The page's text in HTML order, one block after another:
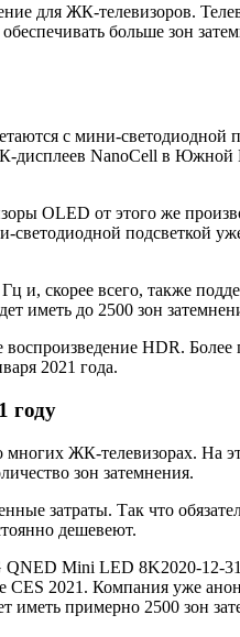
для ЖК-телевизоров.
больше зон
с мини-
NanoCell в Южной
OLED от этого же
подсветкой
и, скорее всего, также
иметь до 2500 зон
HDR.
2021 года.
году
многих ЖК-телевизорах.
зон затемнения.
затраты. Так что
дешевеют.
QNED Mini LED 8K2020-12-
CES 2021. Компания уже
примерно 2500 зон